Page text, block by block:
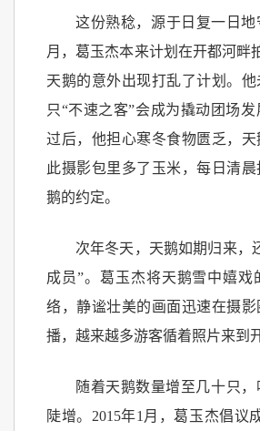
这份熟稔，源于日复一日地
月，葛玉杰本来计划在开都河畔
天鹅的意外出现打乱了计划。
只“不速之客”会成为撬动团场
过后，他担心寒冬食物匮乏，天
此摄影包里多了玉米，每日清
鹅的约定。
次年冬天，天鹅如期归来，
成员”。葛玉杰将天鹅雪中嬉戏
络，静谧壮美的画面迅速在摄
播，越来越多游客循着照片来到
随着天鹅数量增至几十只
陡增。2015年1月，葛玉杰倡议